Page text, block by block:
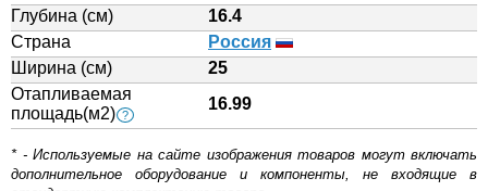
Глубина (см)
16.4
Страна
Россия
Ширина (см)
25
Отапливаемая
площадь(м2) ?
16.99
* - Используемые на сайте изображения товаров могут включать
дополнительное оборудование и компоненты, не входящие в